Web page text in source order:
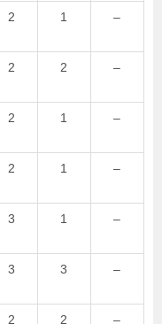
2 1 –
2 2 –
2 1 –
2 1 –
3 1 –
3 3 –
2 2 –